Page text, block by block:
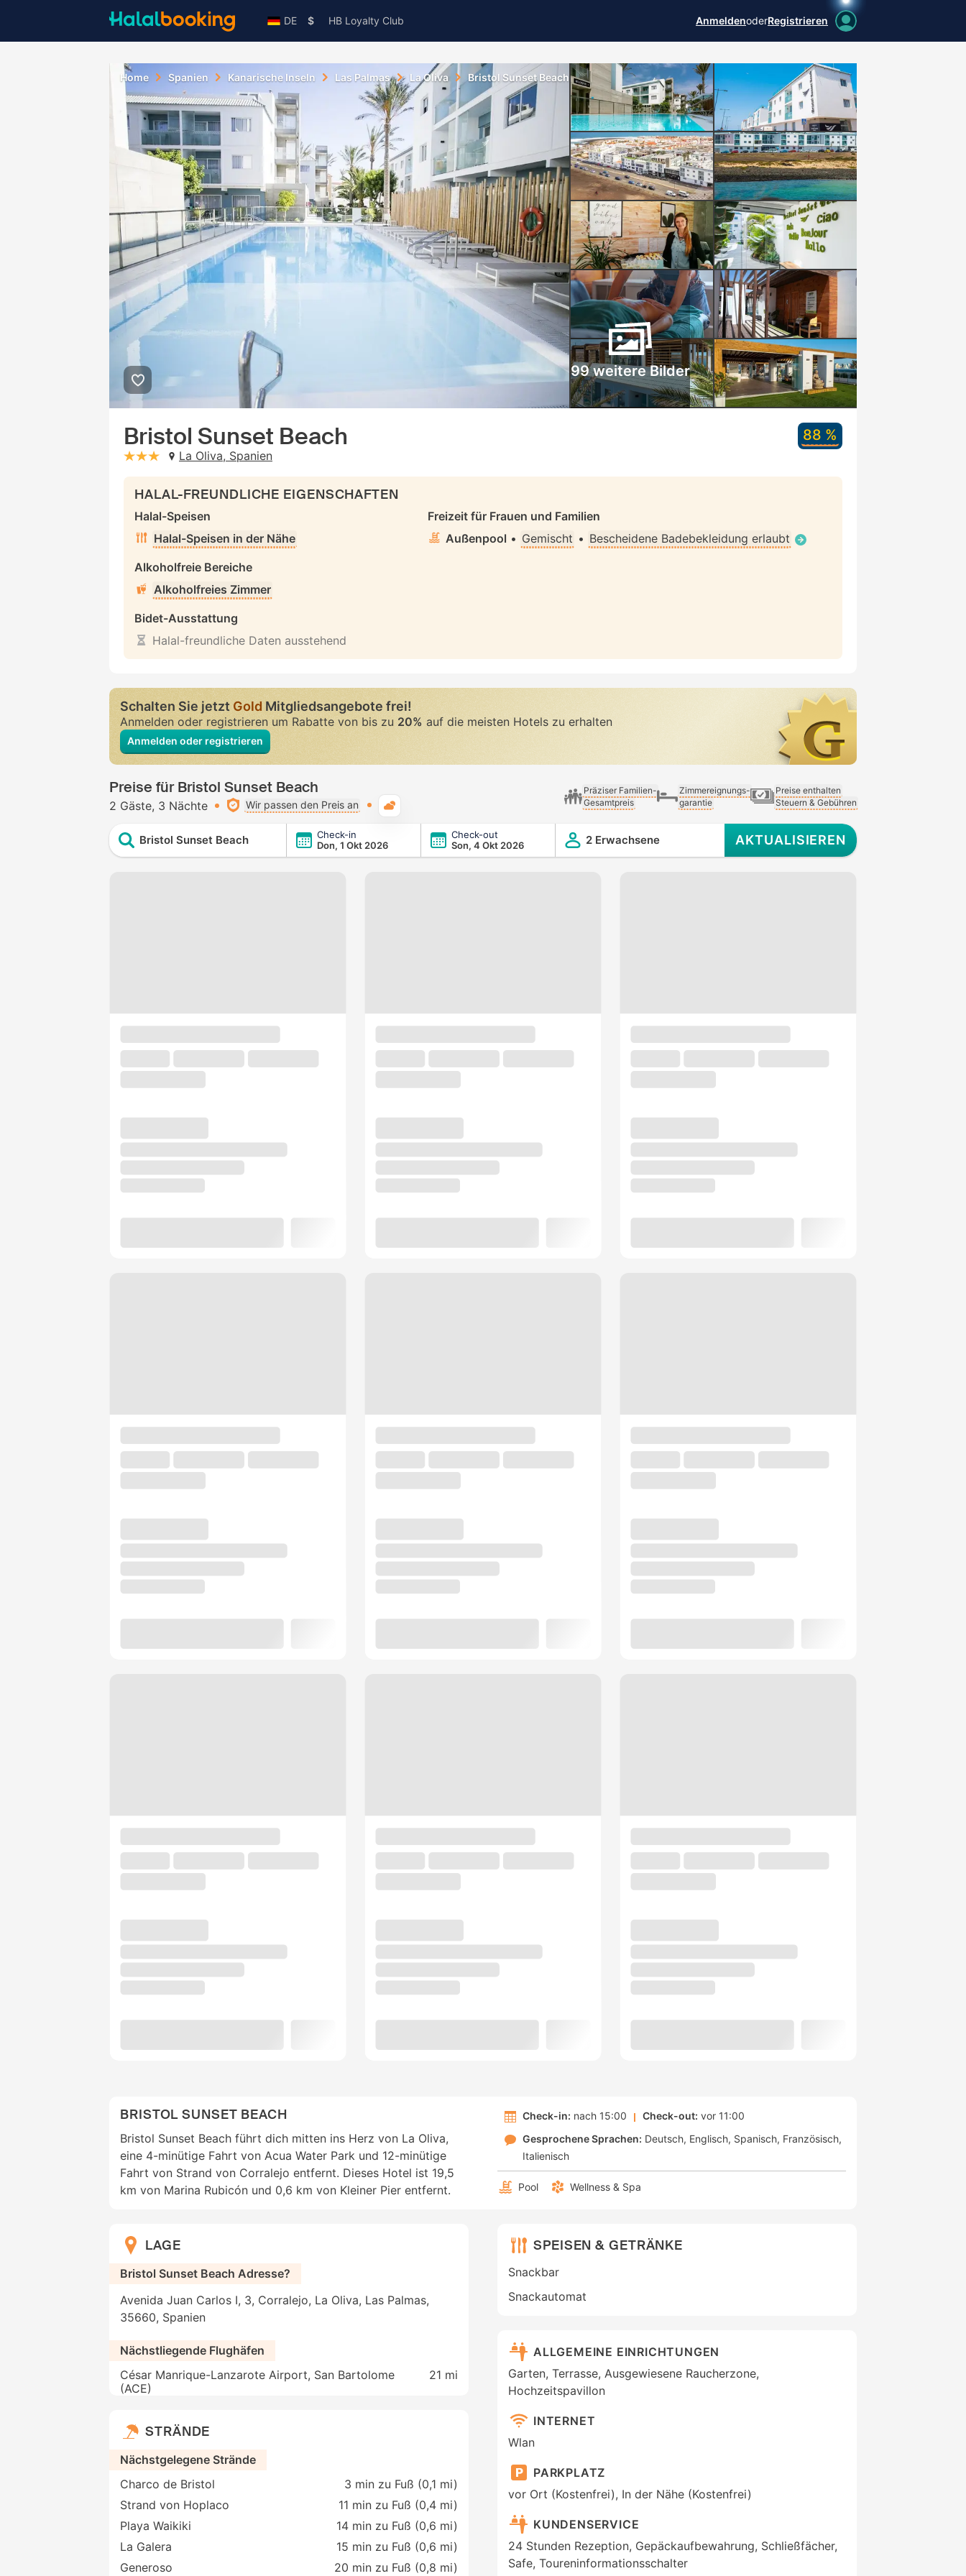
DE $ HB Loyalty Club AnmeldenoderRegistrieren
Home Spanien Kanarische Inseln Las Palmas La Oliva Bristol Sunset Beach
99 weitere Bilder
Bristol Sunset Beach
stars: 3La Oliva, Spanien
88 %
HALAL-FREUNDLICHE EIGENSCHAFTEN
Halal-Speisen
Halal-Speisen in der Nähe
Alkoholfreie Bereiche
Alkoholfreies Zimmer
Bidet-Ausstattung
Halal-freundliche Daten ausstehend
Freizeit für Frauen und Familien
Außenpool • Gemischt • Bescheidene Badebekleidung erlaubt
Schalten Sie jetztGoldMitgliedsangebote frei!
Anmelden oder registrieren um Rabatte von bis zu 20%auf die meisten Hotels zu erhalten
Anmelden oder registrieren
Preise für Bristol Sunset Beach
2 Gäste 3 Nächte Wir passen den Preis an
Präziser Familien-
Gesamtpreis
Zimmereignungs-
garantie
Preise enthalten
Steuern & Gebühren
Bristol Sunset Beach
Check-in
Don, 1 Okt 2026
Check-out
Son, 4 Okt 2026
2 Erwachsene AKTUALISIEREN
BRISTOL SUNSET BEACH
Bristol Sunset Beach führt dich mitten ins Herz von La Oliva,
eine 4-minütige Fahrt von Acua Water Park und 12-minütige
Fahrt von Strand von Corralejo entfernt. Dieses Hotel ist 19,5
km von Marina Rubicón und 0,6 km von Kleiner Pier entfernt.
Check-in: nach 15:00 Check-out: vor 11:00
Gesprochene Sprachen: Deutsch Englisch Spanisch Französisch
Italienisch
Pool Wellness & Spa
LAGE
Bristol Sunset Beach Adresse?
Avenida Juan Carlos I, 3, Corralejo, La Oliva, Las Palmas,
35660, Spanien
Nächstliegende Flughäfen
César Manrique-Lanzarote Airport, San Bartolome
(ACE)
21 mi
STRÄNDE
Nächstgelegene Strände
Charco de Bristol
3 min zu Fuß (0,1 mi)
Strand von Hoplaco
11 min zu Fuß (0,4 mi)
Playa Waikiki
14 min zu Fuß (0,6 mi)
La Galera
15 min zu Fuß (0,6 mi)
Generoso
20 min zu Fuß (0,8 mi)
SPEISEN & GETRÄNKE
Snackbar
Snackautomat
ALLGEMEINE EINRICHTUNGEN
Garten, Terrasse, Ausgewiesene Raucherzone,
Hochzeitspavillon
INTERNET
Wlan
PARKPLATZ
vor Ort (Kostenfrei), In der Nähe (Kostenfrei)
KUNDENSERVICE
24 Stunden Rezeption, Gepäckaufbewahrung, Schließfächer,
Safe, Toureninformationsschalter